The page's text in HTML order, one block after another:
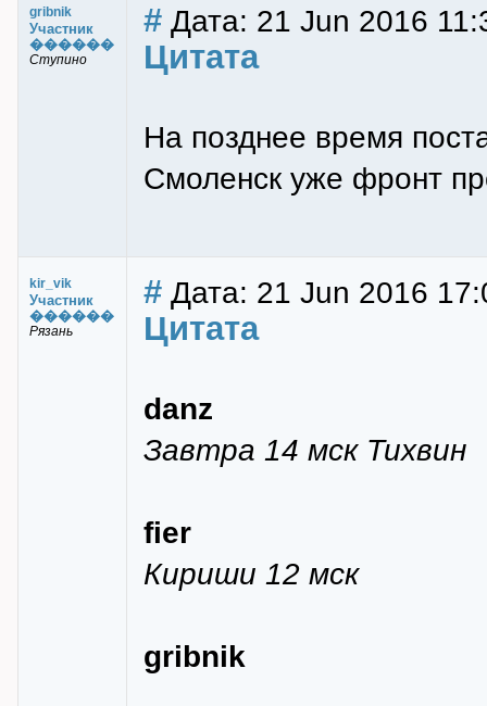
gribnik
Участник
������
Ступино
# Дата: 21 Jun 2016
Цитата
На позднее время
Смоленск уже фронт
kir_vik
Участник
������
Рязань
# Дата: 21 Jun 2016
Цитата
danz
Завтра 14 мск Тихвин
fier
Кириши 12 мск
gribnik